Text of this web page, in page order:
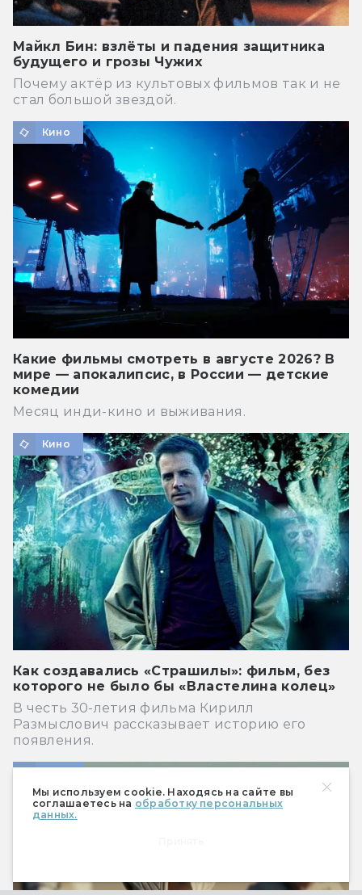
Мы используем cookie. Находясь на сайте вы
соглашаетесь на обработку персональных
данных.
Майкл Бин: взлёты и падения защитника
будущего и грозы Чужих
Почему актёр из культовых фильмов так и не
стал большой звездой.
Кино
Какие фильмы смотреть в августе 2026? В
мире — апокалипсис, в России — детские
комедии
Месяц инди-кино и выживания.
Кино
Как создавались «Страшилы»: фильм, без
которого не было бы «Властелина колец»
В честь 30-летия фильма Кирилл
Размыслович рассказывает историю его
появления.